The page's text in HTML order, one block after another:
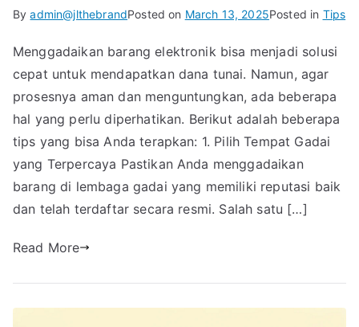
Byadmin@jlthebrandPosted on March 13, 2025Posted in Tips
Menggadaikan barang elektronik bisa menjadi solusi
cepat untuk mendapatkan dana tunai. Namun, agar
prosesnya aman dan menguntungkan, ada beberapa
hal yang perlu diperhatikan. Berikut adalah beberapa
tips yang bisa Anda terapkan: 1. Pilih Tempat Gadai
yang Terpercaya Pastikan Anda menggadaikan
barang di lembaga gadai yang memiliki reputasi baik
dan telah terdaftar secara resmi. Salah satu […]
Read More